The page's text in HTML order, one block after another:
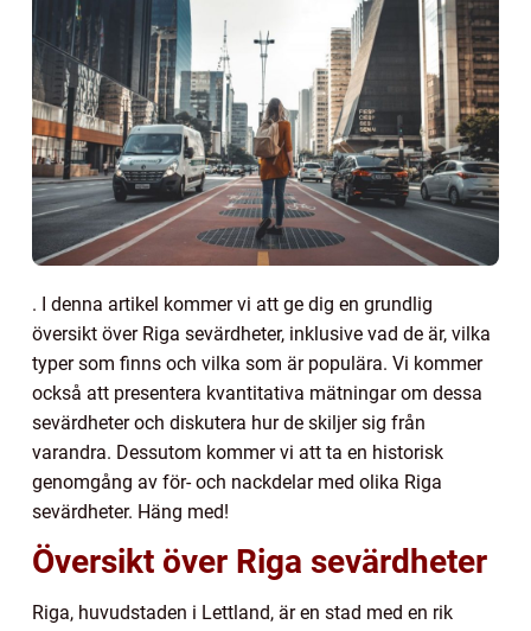
. I denna artikel kommer vi att ge dig en grundlig
översikt över Riga sevärdheter, inklusive vad de är, vilka
typer som finns och vilka som är populära. Vi kommer
också att presentera kvantitativa mätningar om dessa
sevärdheter och diskutera hur de skiljer sig från
varandra. Dessutom kommer vi att ta en historisk
genomgång av för- och nackdelar med olika Riga
sevärdheter. Häng med!
Översikt över Riga sevärdheter
Riga, huvudstaden i Lettland, är en stad med en rik